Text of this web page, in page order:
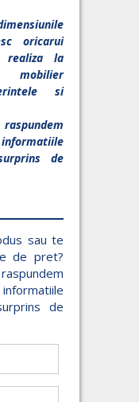
oricarui
la
si
de
sau te
de pret?
de